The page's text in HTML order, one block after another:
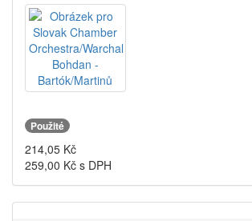
Použité
214,05 Kč
259,00 Kč s DPH